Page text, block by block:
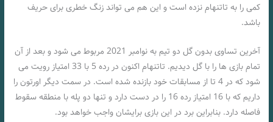
کمی را به تاتنهام نزده است و این هم می تواند زنگ خطری برای حریف
باشد.
آخرین تساوی بدون گل دو تیم به نوامبر 2021 مربوط می شود و بعد از آن
تمام بازی ها را با گل دیدیم. تاتنهام اکنون در رده 5 با 33 امتیاز رویت می
شود که در 4 تا از مسابقات خود بازنده شده است. در سمت دیگر اورتون را
داریم که با 16 امتیاز رده 16 را در دست دارد و تنها دو پله با منطقه سقوط
فاصله دارد. بنابراین برد در این بازی برایشان واجب خواهد بود.